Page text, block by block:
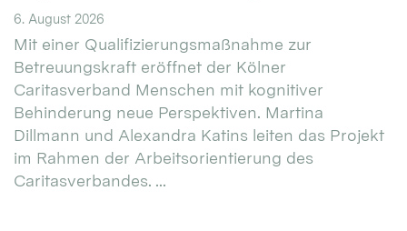
6. August 2026
Mit einer Qualifizierungsmaßnahme zur
Betreuungskraft eröffnet der Kölner
Caritasverband Menschen mit kognitiver
Behinderung neue Perspektiven. Martina
Dillmann und Alexandra Katins leiten das Projekt
im Rahmen der Arbeitsorientierung des
Caritasverbandes. ...